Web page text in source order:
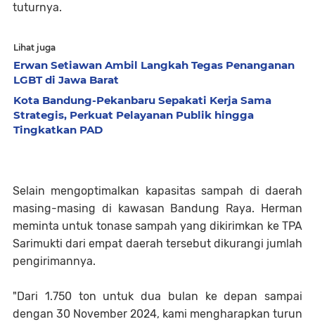
tuturnya.
Lihat juga
Erwan Setiawan Ambil Langkah Tegas Penanganan
LGBT di Jawa Barat
Kota Bandung-Pekanbaru Sepakati Kerja Sama
Strategis, Perkuat Pelayanan Publik hingga
Tingkatkan PAD
Selain mengoptimalkan kapasitas sampah di daerah
masing-masing di kawasan Bandung Raya. Herman
meminta untuk tonase sampah yang dikirimkan ke TPA
Sarimukti dari empat daerah tersebut dikurangi jumlah
pengirimannya.
"Dari 1.750 ton untuk dua bulan ke depan sampai
dengan 30 November 2024, kami mengharapkan turun